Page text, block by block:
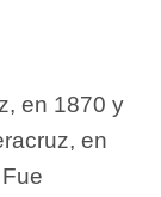
en 1870 y
en